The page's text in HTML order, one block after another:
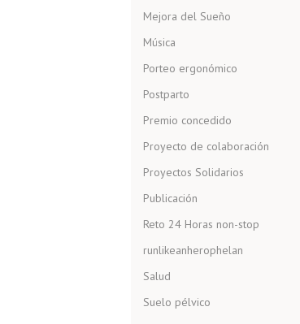
Mejora del Sueño
Música
Porteo ergonómico
Postparto
Premio concedido
Proyecto de colaboración
Proyectos Solidarios
Publicación
Reto 24 Horas non-stop
runlikeanherophelan
Salud
Suelo pélvico